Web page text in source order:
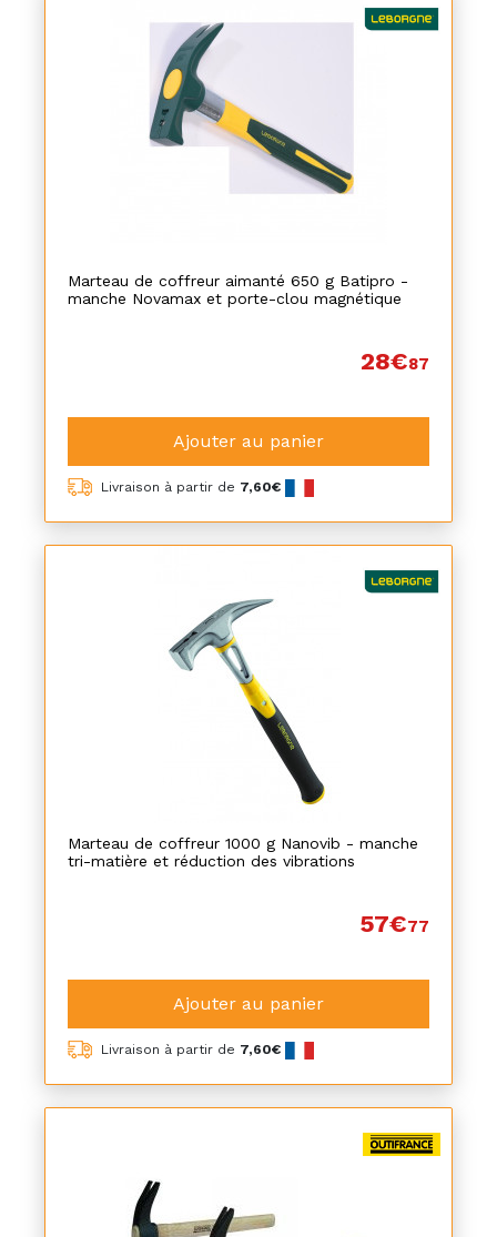
Marteau de coffreur aimanté 650 g Batipro -
manche Novamax et porte-clou magnétique
28€87
Ajouter au panier
Livraison à partir de 7,60€
Marteau de coffreur 1000 g Nanovib - manche
tri-matière et réduction des vibrations
57€77
Ajouter au panier
Livraison à partir de 7,60€